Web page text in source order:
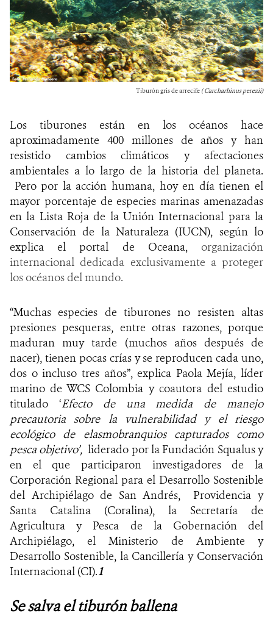
Tiburón gris de arrecife ( Carcharhinus perezii)
Los tiburones están en los océanos hace
aproximadamente 400 millones de años y han
resistido cambios climáticos y afectaciones
ambientales a lo largo de la historia del planeta.
Pero por la acción humana, hoy en día tienen el
mayor porcentaje de especies marinas amenazadas
en la Lista Roja de la Unión Internacional para la
Conservación de la Naturaleza (IUCN), según lo
explica el portal de Oceana, organización
internacional dedicada exclusivamente a proteger
los océanos del mundo.
“Muchas especies de tiburones no resisten altas
presiones pesqueras, entre otras razones, porque
maduran muy tarde (muchos años después de
nacer), tienen pocas crías y se reproducen cada uno,
dos o incluso tres años”, explica Paola Mejía, líder
marino de WCS Colombia y coautora del estudio
titulado ‘Efecto de una medida de manejo
precautoria sobre la vulnerabilidad y el riesgo
ecológico de elasmobranquios capturados como
pesca objetivo’, liderado por la Fundación Squalus y
en el que participaron investigadores de la
Corporación Regional para el Desarrollo Sostenible
del Archipiélago de San Andrés, Providencia y
Santa Catalina (Coralina), la Secretaría de
Agricultura y Pesca de la Gobernación del
Archipiélago, el Ministerio de Ambiente y
Desarrollo Sostenible, la Cancillería y Conservación
Internacional (CI).1
Se salva el tiburón ballena